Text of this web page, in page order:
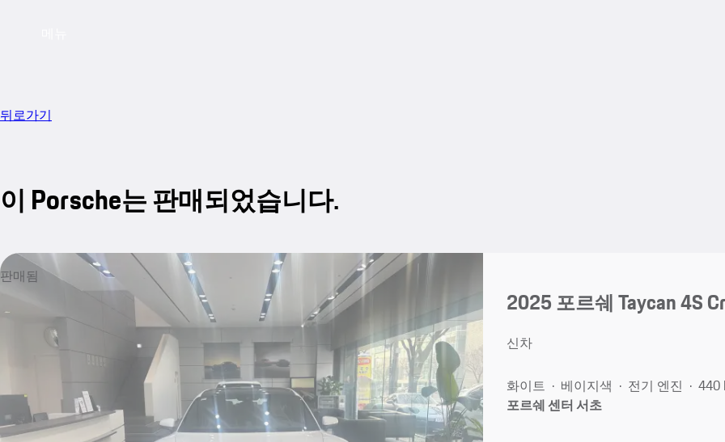
뒤로가기
이 Porsche는 판매되었습니다.
판매됨
2025 포르쉐 Taycan 4S
신차
화이트 베이지색 전기 엔진
440
포르쉐 센터 서초